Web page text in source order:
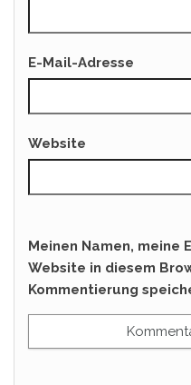
E-Mail-Adresse
Website
Meinen Namen, meine
Website in diesem
Kommentierung